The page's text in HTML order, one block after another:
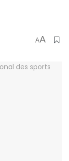
AA